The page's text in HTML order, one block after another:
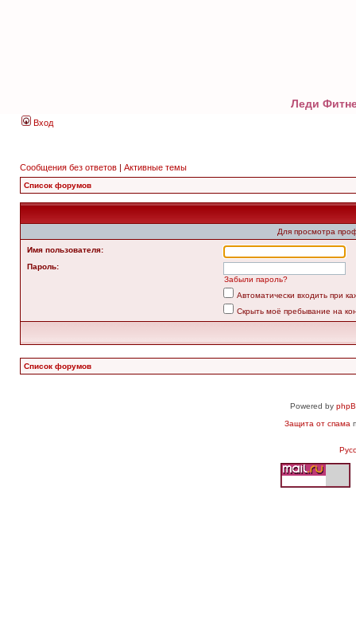
Леди
Вход
Сообщения без ответов | Активные темы
Список форумов
Для просмотра
Имя пользователя:
Пароль:
Забыли пароль?
Автоматически входить при
Скрыть моё пребывание на
Список форумов
Powered by
Защита от спама